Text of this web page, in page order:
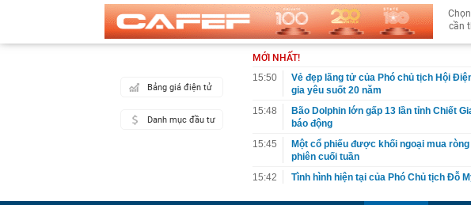
cần
Bảng giá điện tử
Danh mục đầu tư
MỚI NHẤT!
15:50
Vẻ đẹp lãng tử của Phó chủ tịch Hội
gia yêu suốt 20 năm
15:48
Bão Dolphin lớn gấp 13 lần tỉnh Chiết
báo động
15:45
Một cổ phiếu được khối ngoại mua
phiên cuối tuần
15:42
Tình hình hiện tại của Phó Chủ tịch Đỗ
15:40
Loạt lãnh đạo Đạm Cà Mau (DCM)